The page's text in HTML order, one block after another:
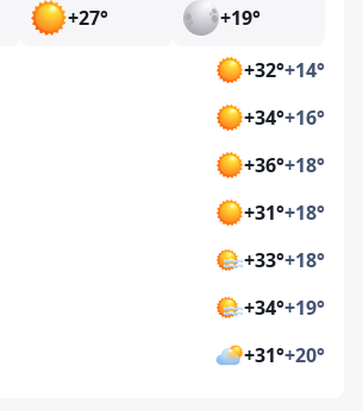
+27° +19°
+32°+14°
+34°+16°
+36°+18°
+31°+18°
+33°+18°
+34°+19°
+31°+20°